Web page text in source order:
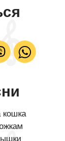
кошка